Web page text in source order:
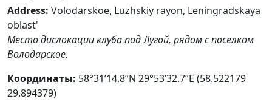
Address: Volodarskoe, Luzhskiy rayon, Leningradskaya
oblast'
Место дислокации клуба под Лугой, рядом с поселком
Володарское.
Координаты: 58°31’14.8”N 29°53’32.7”E (58.522179
29.894379)